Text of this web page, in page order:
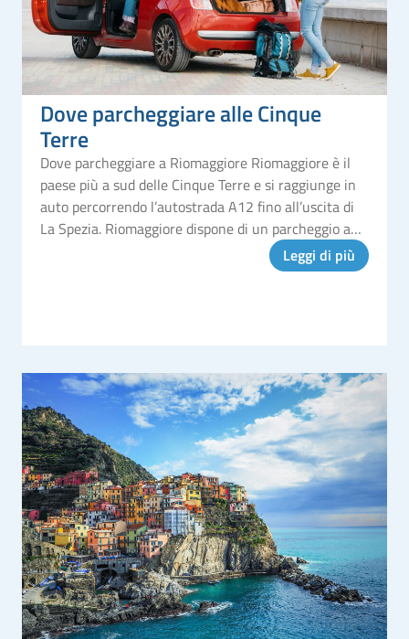
Dove parcheggiare alle Cinque
Terre
Dove parcheggiare a Riomaggiore Riomaggiore è il
paese più a sud delle Cinque Terre e si raggiunge in
auto percorrendo l’autostrada A12 fino all’uscita di
La Spezia. Riomaggiore dispone di un parcheggio a
pagamento per auto e moto chiamato Rio Park.
Leggi di più